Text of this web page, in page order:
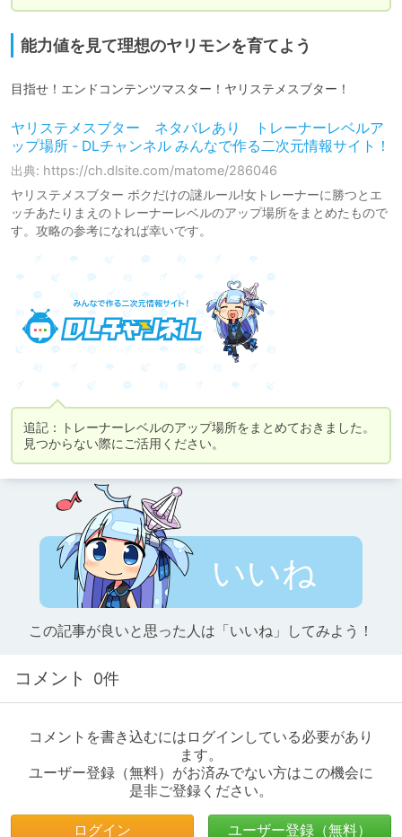
能力値を見て理想のヤリモンを育てよう
目指せ！エンドコンテンツマスター！ヤリステメスブター！
ヤリステメスブター ネタバレあり トレーナーレベルア
ップ場所 - DLチャンネル みんなで作る二次元情報サイト！
出典: https://ch.dlsite.com/matome/286046
ヤリステメスブター ボクだけの謎ルール!女トレーナーに勝つとエ
ッチあたりまえのトレーナーレベルのアップ場所をまとめたもので
す。攻略の参考になれば幸いです。
追記：トレーナーレベルのアップ場所をまとめておきました。
見つからない際にご活用ください。
いいね
この記事が良いと思った人は「いいね」してみよう！
コメント 0件
コメントを書き込むにはログインしている必要があり
ます。
ユーザー登録（無料）がお済みでない方はこの機会に
是非ご登録ください。
ログイン ユーザー登録（無料）